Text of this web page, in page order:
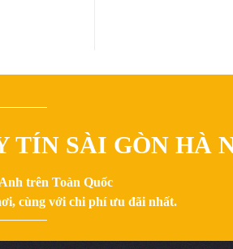
TÍN SÀI GÒN HÀ
trên Toàn Quốc
cùng với chi phí ưu đãi nhất.